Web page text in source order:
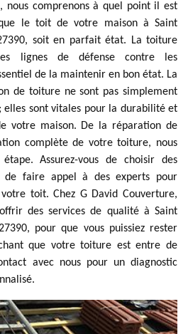
nous comprenons à quel point il est
le toit de votre maison à Saint
soit en parfait état. La toiture
lignes de défense contre les
de la maintenir en bon état. La
de toiture ne sont pas simplement
elles sont vitales pour la durabilité et
votre maison. De la réparation de
complète de votre toiture, nous
Assurez-vous de choisir des
faire appel à des experts pour
toit. Chez G David Couverture,
des services de qualité à Saint
pour que vous puissiez rester
que votre toiture est entre de
avec nous pour un diagnostic